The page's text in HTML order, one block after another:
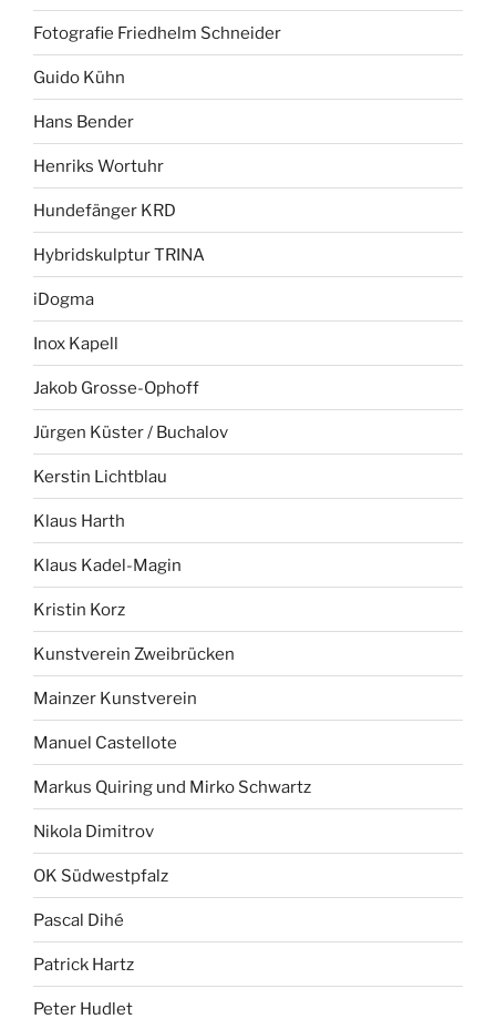
Fotografie Friedhelm Schneider
Guido Kühn
Hans Bender
Henriks Wortuhr
Hundefänger KRD
Hybridskulptur TRINA
iDogma
Inox Kapell
Jakob Grosse-Ophoff
Jürgen Küster / Buchalov
Kerstin Lichtblau
Klaus Harth
Klaus Kadel-Magin
Kristin Korz
Kunstverein Zweibrücken
Mainzer Kunstverein
Manuel Castellote
Markus Quiring und Mirko Schwartz
Nikola Dimitrov
OK Südwestpfalz
Pascal Dihé
Patrick Hartz
Peter Hudlet